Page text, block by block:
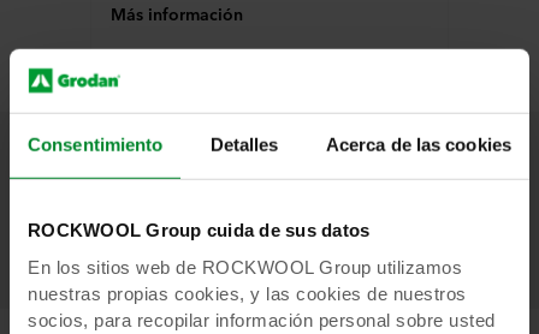
Consentimiento Detalles Acerca de las cookies
ROCKWOOL Group cuida de sus datos
En los sitios web de ROCKWOOL Group utilizamos
nuestras propias cookies, y las cookies de nuestros
socios, para recopilar información personal sobre usted
Más información